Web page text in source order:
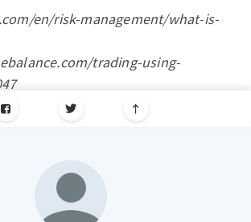
en/risk-management/what-is-
trading-using-